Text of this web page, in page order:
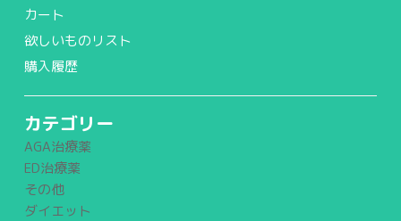
カート
欲しいものリスト
購入履歴
カテゴリー
AGA治療薬
ED治療薬
その他
ダイエット